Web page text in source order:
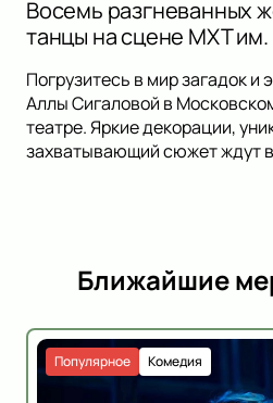
Восемь разгневанных
танцы на сцене МХТ им.
Погрузитесь в мир загадок и
Аллы Сигаловой в
театре. Яркие декорации,
захватывающий сюжет ждут
Ближайшие
Комедия
Популярное